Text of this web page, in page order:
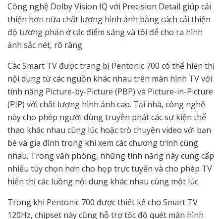
Công nghệ Dolby Vision IQ với Precision Detail giúp cải
thiện hơn nữa chất lượng hình ảnh bằng cách cải thiện
độ tương phản ở các điểm sáng và tối để cho ra hình
ảnh sắc nét, rõ ràng.
Các Smart TV được trang bị Pentonic 700 có thể hiển thị
nội dung từ các nguồn khác nhau trên màn hình TV với
tính năng Picture-by-Picture (PBP) và Picture-in-Picture
(PIP) với chất lượng hình ảnh cao. Tại nhà, công nghệ
này cho phép người dùng truyền phát các sự kiện thể
thao khác nhau cùng lúc hoặc trò chuyện video với bạn
bè và gia đình trong khi xem các chương trình cùng
nhau. Trong văn phòng, những tính năng này cung cấp
nhiều tùy chọn hơn cho họp trực tuyến và cho phép TV
hiển thị các luồng nội dung khác nhau cùng một lúc.
Trong khi Pentonic 700 được thiết kế cho Smart TV
120Hz, chipset này cũng hỗ trợ tốc độ quét màn hình